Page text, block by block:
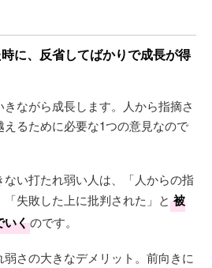
に、反省してばかりで成長が得
ながら成長します。人から指摘さ
るために必要な1つの意見なので
い打たれ弱い人は、「人からの指
失敗した上に批判された」と 被
いくのです。
さの大きなデメリット。前向きに